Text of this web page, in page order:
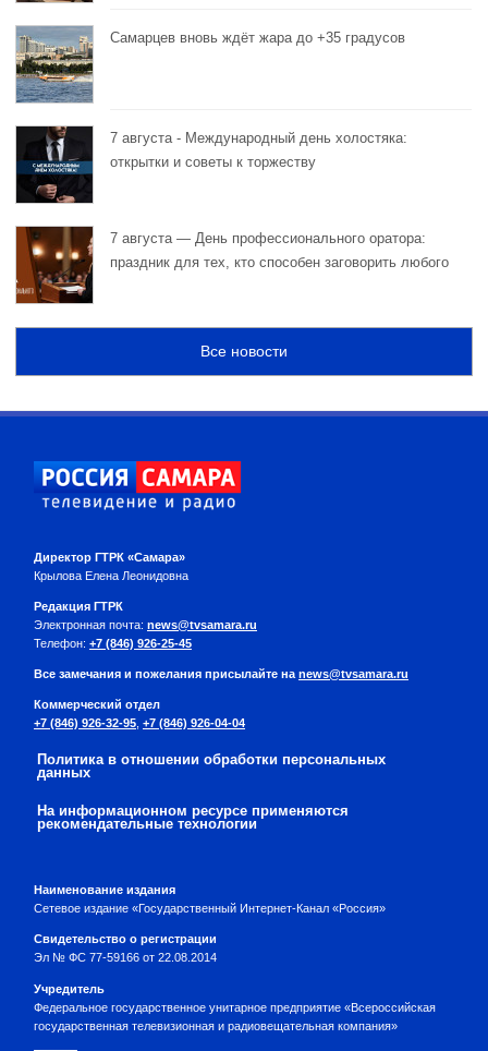
Самарцев вновь ждёт жара до +35 градусов
7 августа - Международный день холостяка:
открытки и советы к торжеству
7 августа — День профессионального оратора:
праздник для тех, кто способен заговорить любого
Все новости
Директор ГТРК «Самара»
Крылова Елена Леонидовна
Редакция ГТРК
Электронная почта: news@tvsamara.ru
Телефон: +7 (846) 926-25-45
Все замечания и пожелания присылайте на news@tvsamara.ru
Коммерческий отдел
+7 (846) 926-32-95 +7 (846) 926-04-04
Политика в отношении обработки персональных
данных
На информационном ресурсе применяются
рекомендательные технологии
Наименование издания
Сетевое издание «Государственный Интернет-Канал «Россия»
Свидетельство о регистрации
Эл № ФС 77-59166 от 22.08.2014
Учредитель
Федеральное государственное унитарное предприятие «Всероссийская
государственная телевизионная и радиовещательная компания»